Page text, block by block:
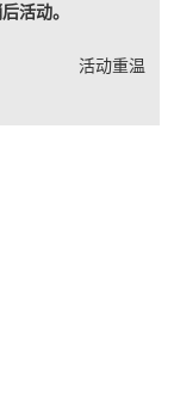
活动。
活动重温